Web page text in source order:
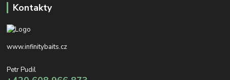
Kontakty
www.infinitybaits.cz
Petr Pudil